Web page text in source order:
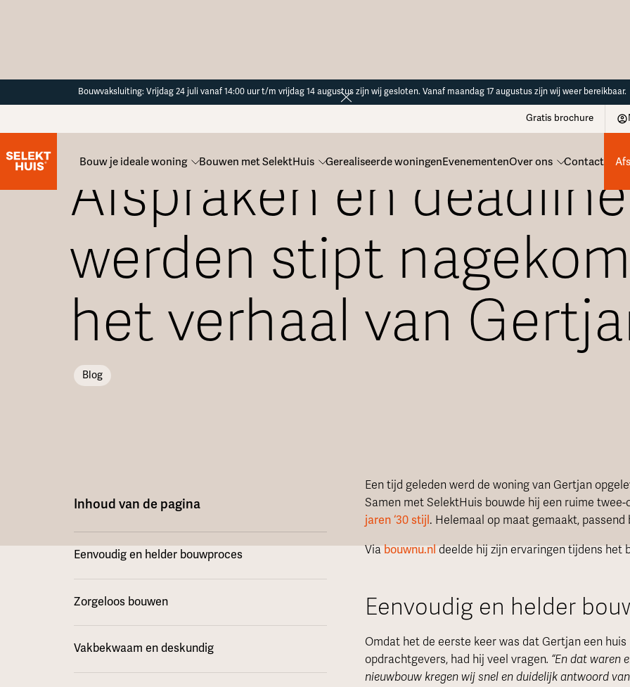
Bouwvaksluiting: Vrijdag 24 juli vanaf 14:00 uur t/m vrijdag 14 augustus zijn wij gesloten. Vanaf maandag 17 augustus zijn wij weer bereikbaar.
Bouw je ideale woning Bouwen met SelektHuis Gerealiseerde woningenEvenementenOver ons Contact
Gratis brochure
Afspraken en
werden stipt
het verhaal van
Blog
Inhoud van de pagina
Eenvoudig en helder bouwproces
Zorgeloos bouwen
Vakbekwaam en deskundig
Een tijd geleden werd de woning van Gertjan
Samen met SelektHuis bouwde hij een ruime
jaren ‘30 stijl. Helemaal op maat gemaakt,
Viabouwnu.nldeelde hij zijn ervaringen tijdens het
Eenvoudig en helder
Omdat het de eerste keer was dat Gertjan een
opdrachtgevers, had hij veel vragen. “En dat waren
nieuwbouw kregen wij snel en duidelijk antwoord